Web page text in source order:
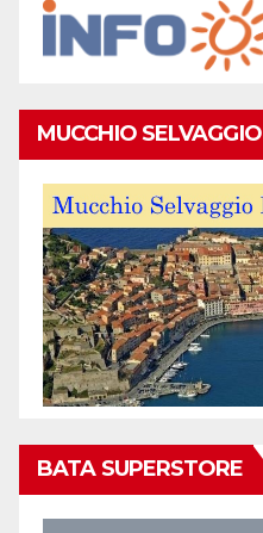
MUCCHIO SELVAGGIO
BATA SUPERSTORE